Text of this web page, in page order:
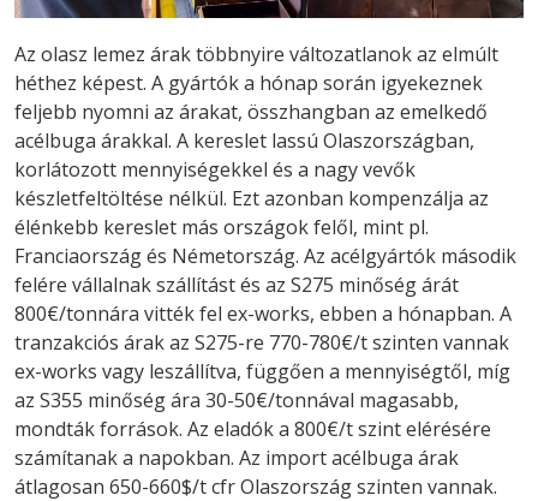
Az olasz lemez árak többnyire változatlanok az elmúlt
héthez képest. A gyártók a hónap során igyekeznek
feljebb nyomni az árakat, összhangban az emelkedő
acélbuga árakkal. A kereslet lassú Olaszországban,
korlátozott mennyiségekkel és a nagy vevők
készletfeltöltése nélkül. Ezt azonban kompenzálja az
élénkebb kereslet más országok felől, mint pl.
Franciaország és Németország. Az acélgyártók második
felére vállalnak szállítást és az S275 minőség árát
800€/tonnára vitték fel ex-works, ebben a hónapban. A
tranzakciós árak az S275-re 770-780€/t szinten vannak
ex-works vagy leszállítva, függően a mennyiségtől, míg
az S355 minőség ára 30-50€/tonnával magasabb,
mondták források. Az eladók a 800€/t szint elérésére
számítanak a napokban. Az import acélbuga árak
átlagosan 650-660$/t cfr Olaszország szinten vannak.